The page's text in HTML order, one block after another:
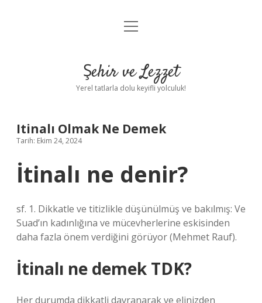
Anasayfa
Yasal Uyarı
menüyü
Şehir ve Lezzet
Yerel tatlarla dolu keyifli yolculuk!
Itinalı Olmak Ne Demek
Tarih: Ekim 24, 2024
İtinalı ne denir?
sf. 1. Dikkatle ve titizlikle düşünülmüş ve bakılmış: Ve
Suad’ın kadınlığına ve mücevherlerine eskisinden
daha fazla önem verdiğini görüyor (Mehmet Rauf).
İtinalı ne demek TDK?
Her durumda dikkatli davranarak ve elinizden